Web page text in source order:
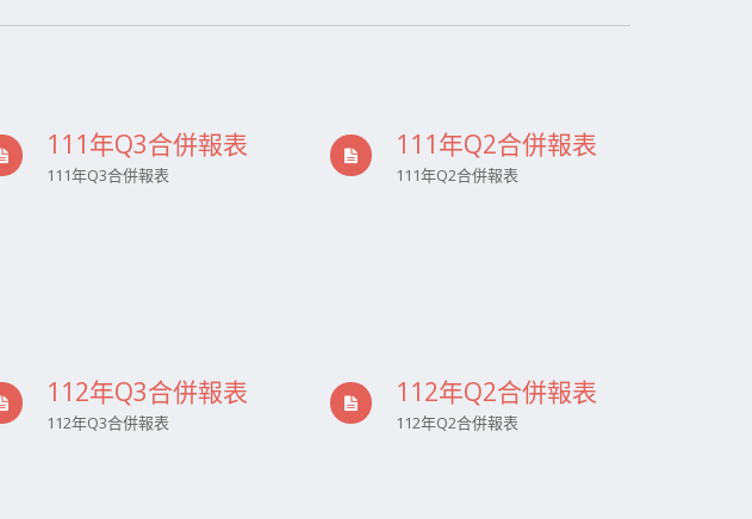
111年Q3合併報表
111年Q3合併報表
111年Q2合併報表
111年Q2合併報表
112年Q3合併報表
112年Q3合併報表
112年Q2合併報表
112年Q2合併報表